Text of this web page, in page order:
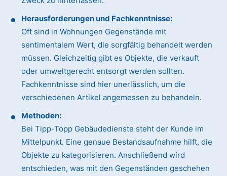
Herausforderungen und Fachkenntnisse:
Oft sind in Wohnungen Gegenstände mit
sentimentalem Wert, die sorgfältig behandelt werden
müssen. Gleichzeitig gibt es Objekte, die verkauft
oder umweltgerecht entsorgt werden sollten.
Fachkenntnisse sind hier unerlässlich, um die
verschiedenen Artikel angemessen zu behandeln.
Methoden:
Bei Tipp-Topp Gebäudedienste steht der Kunde im
Mittelpunkt. Eine genaue Bestandsaufnahme hilft, die
Objekte zu kategorisieren. Anschließend wird
entschieden, was mit den Gegenständen geschehen